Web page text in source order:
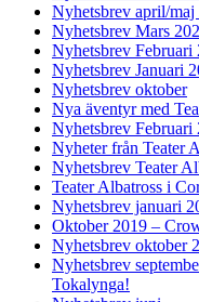
Nyhetsbrev april/maj
Nyhetsbrev Mars
Nyhetsbrev Februari
Nyhetsbrev Januari
Nyhetsbrev oktober
Nya äventyr med
Nyhetsbrev Februari
Nyheter från Teater
Nyhetsbrev Teater
Teater Albatross i
Nyhetsbrev januari
Oktober 2019 –
Nyhetsbrev oktober
Nyhetsbrev
Tokalynga!